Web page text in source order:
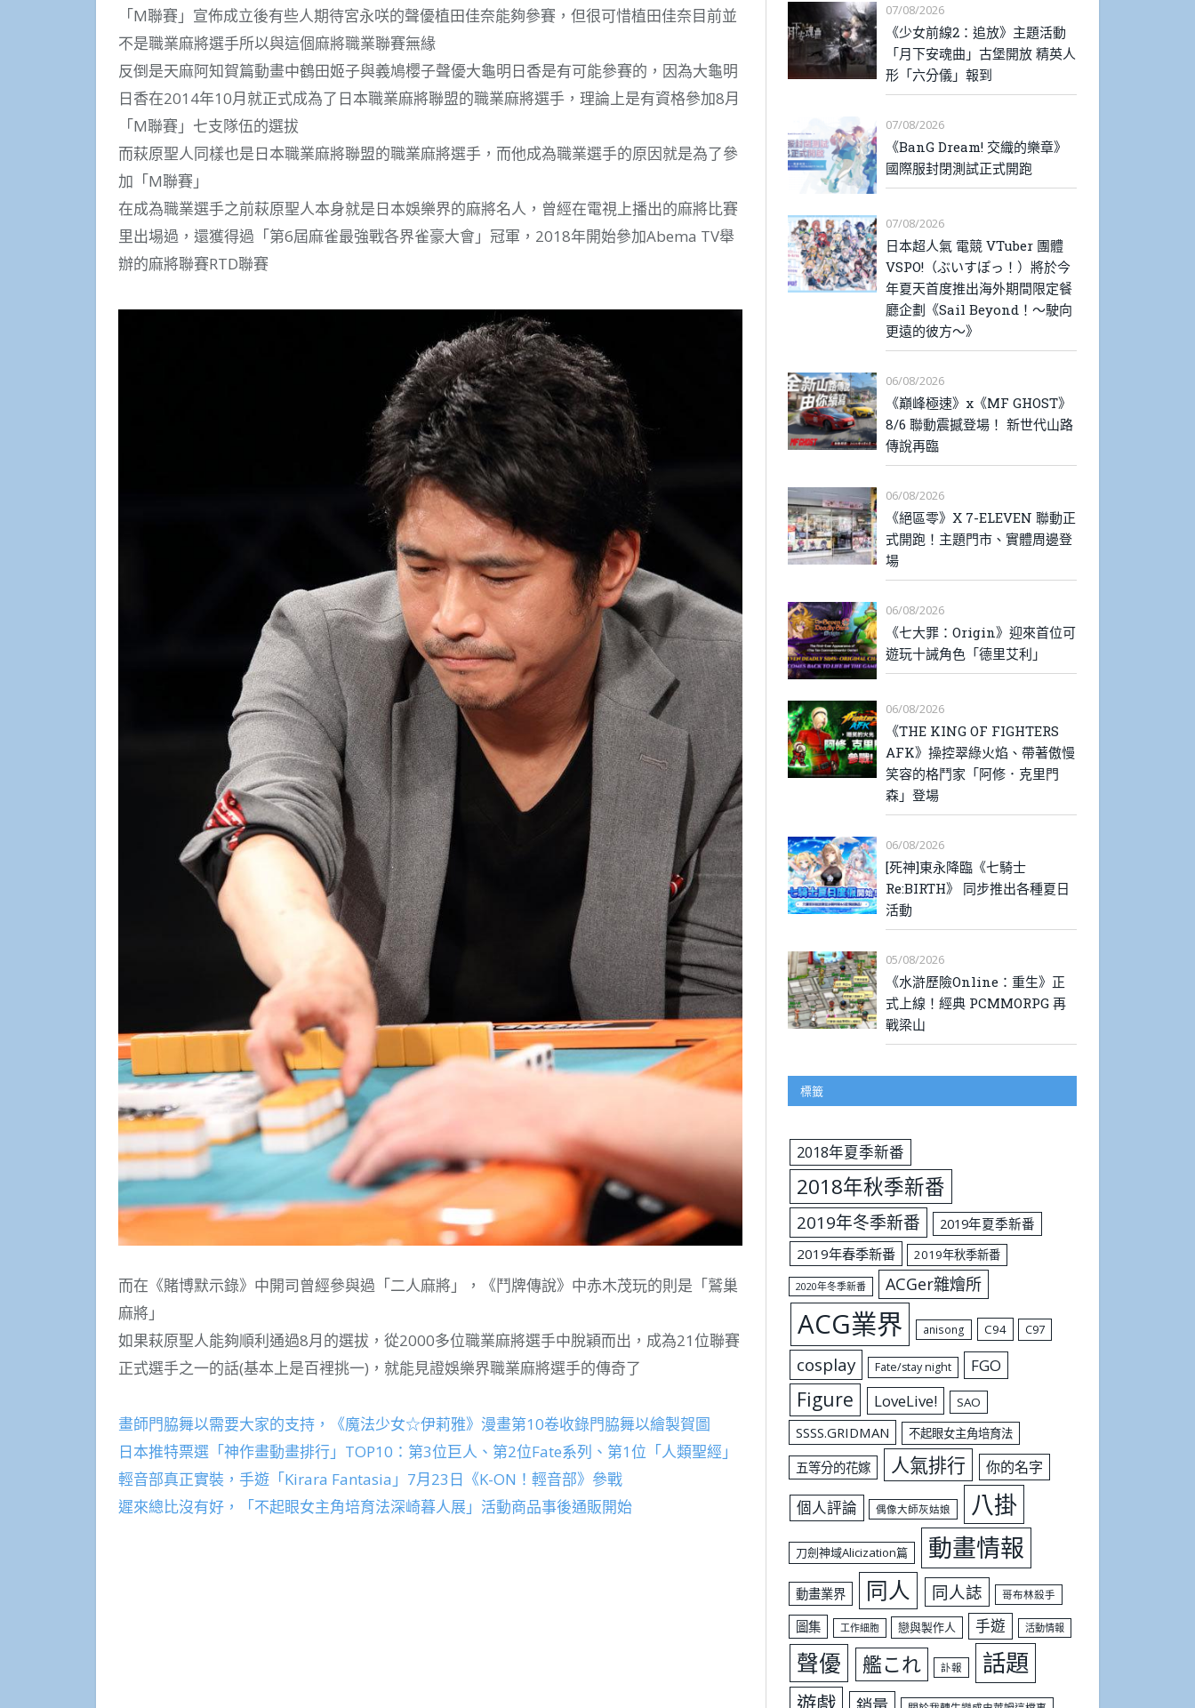
「M聯賽」宣佈成立後有些人期待宮永咲的聲優植田佳奈能夠參賽，但很可惜植田佳奈目前並
不是職業麻將選手所以與這個麻將職業聯賽無緣
反倒是天麻阿知賀篇動畫中鶴田姬子與義鳩櫻子聲優大龜明日香是有可能參賽的，因為大龜明
日香在2014年10月就正式成為了日本職業麻將聯盟的職業麻將選手，理論上是有資格參加8月
「M聯賽」七支隊伍的選拔
而萩原聖人同樣也是日本職業麻將聯盟的職業麻將選手，而他成為職業選手的原因就是為了參
加「M聯賽」
在成為職業選手之前萩原聖人本身就是日本娛樂界的麻將名人，曾經在電視上播出的麻將比賽
里出場過，還獲得過「第6屆麻雀最強戰各界雀豪大會」冠軍，2018年開始參加Abema TV舉
辦的麻將聯賽RTD聯賽
而在《賭博默示錄》中開司曾經參與過「二人麻將」，《鬥牌傳說》中赤木茂玩的則是「鷲巢
麻將」
如果萩原聖人能夠順利通過8月的選拔，從2000多位職業麻將選手中脫穎而出，成為21位聯賽
正式選手之一的話(基本上是百裡挑一)，就能見證娛樂界職業麻將選手的傳奇了
畫師門脇舞以需要大家的支持，《魔法少女☆伊莉雅》漫畫第10卷收錄門脇舞以繪製賀圖
日本推特票選「神作畫動畫排行」TOP10：第3位巨人、第2位Fate系列、第1位「人類聖經」
輕音部真正實裝，手遊「Kirara Fantasia」7月23日《K-ON！輕音部》參戰
遲來總比沒有好，「不起眼女主角培育法深崎暮人展」活動商品事後通販開始
07/08/2026
《少女前線2：追放》主題活動
「月下安魂曲」古堡開放 精英人
形「六分儀」報到
07/08/2026
《BanG Dream! 交織的樂章》
國際服封閉測試正式開跑
07/08/2026
日本超人氣 電競 VTuber 團體
VSPO!（ぶいすぽっ！）將於今
年夏天首度推出海外期間限定餐
廳企劃《Sail Beyond！～駛向
更遠的彼方～》
06/08/2026
《巔峰極速》x《MF GHOST》
8/6 聯動震撼登場！ 新世代山路
傳說再臨
06/08/2026
《絕區零》X 7-ELEVEN 聯動正
式開跑！主題門市、實體周邊登
場
06/08/2026
《七大罪：Origin》迎來首位可
遊玩十誡角色「德里艾利」
06/08/2026
《THE KING OF FIGHTERS
AFK》操控翠綠火焰、帶著傲慢
笑容的格鬥家「阿修．克里門
森」登場
06/08/2026
[死神]東永降臨《七騎士
Re:BIRTH》 同步推出各種夏日
活動
05/08/2026
《水滸歷險Online：重生》正
式上線！經典 PCMMORPG 再
戰梁山
標籤
2018年夏季新番
2018年秋季新番
2019年冬季新番
2019年夏季新番
2019年春季新番
2019年秋季新番
2020年冬季新番 ACGer雜燴所
ACG業界 anisong C94 C97
cosplay Fate/stay night FGO
Figure LoveLive! SAO
SSSS.GRIDMAN 不起眼女主角培育法
五等分的花嫁 人氣排行 你的名字
個人評論 偶像大師灰姑娘 八掛
刀劍神域Alicization篇 動畫情報
動畫業界 同人 同人誌 哥布林殺手
圖集 工作細胞 戀與製作人 手遊 活動情報
聲優 艦これ 訃報 話題